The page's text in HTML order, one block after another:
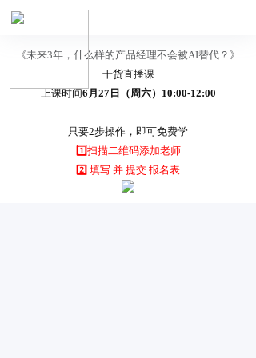
《未来3年，什么样的产品经理不会被AI替代？》
干货直播课
上课时间6月27日（周六）10:00-12:00
只要2步操作，即可免费学
1️⃣扫描二维码添加老师
2️⃣ 填写 并 提交 报名表